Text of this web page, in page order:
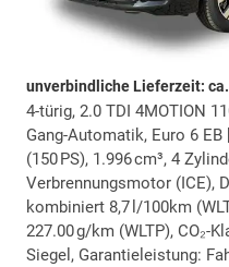
unverbindliche Lieferzeit:
4-türig, 2.0 TDI 4MOTION
Gang-Automatik, Euro 6 EB
(150 PS), 1.996 cm³, 4
Verbrennungsmotor (ICE),
kombiniert 8,7 l/100km
227.00 g/km (WLTP), CO₂-
Siegel, Garantieleistung: